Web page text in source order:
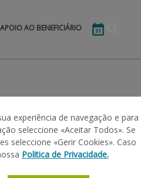
APOIO AO BENEFICIÁRIO
experiência de navegação e para
seleccione «Aceitar Todos». Se
seleccione «Gerir Cookies». Caso
Politica de Privacidade.